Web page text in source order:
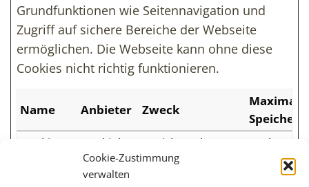
Cookie-Zustimmung
verwalten
Grundfunktionen wie Seitennavigation und
Zugriff auf sichere Bereiche der Webseite
ermöglichen. Die Webseite kann ohne diese
Cookies nicht richtig funktionieren.
Name Anbieter Zweck
Maximale
CookieCo
Cookiebot
Speichert den
Zustimmungsstatu
1 Jahr